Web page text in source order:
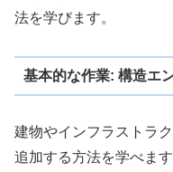
法を学びます。
基本的な作業: 構造エ
建物やインフラストラ
追加する方法を学べます